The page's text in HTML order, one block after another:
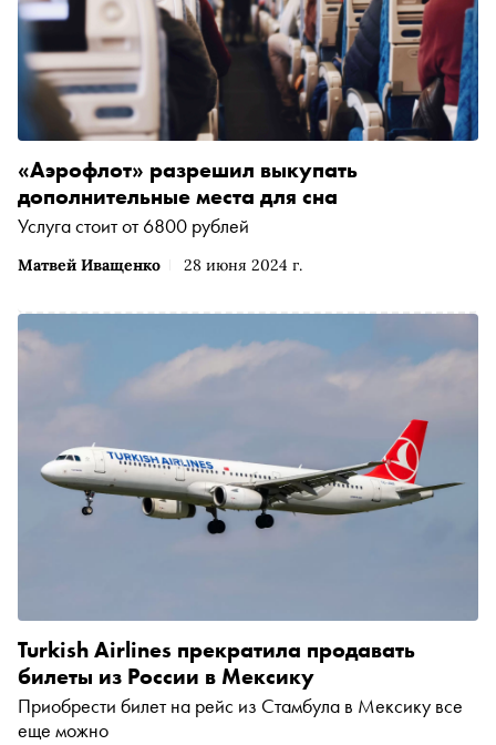
Матвей Иващенко 28 июня 2024 г.
«Аэрофлот» разрешил выкупать
дополнительные места для сна
Услуга стоит от 6800 рублей
Turkish Airlines прекратила продавать
билеты из России в Мексику
Приобрести билет на рейс из Стамбула в Мексику все
еще можно